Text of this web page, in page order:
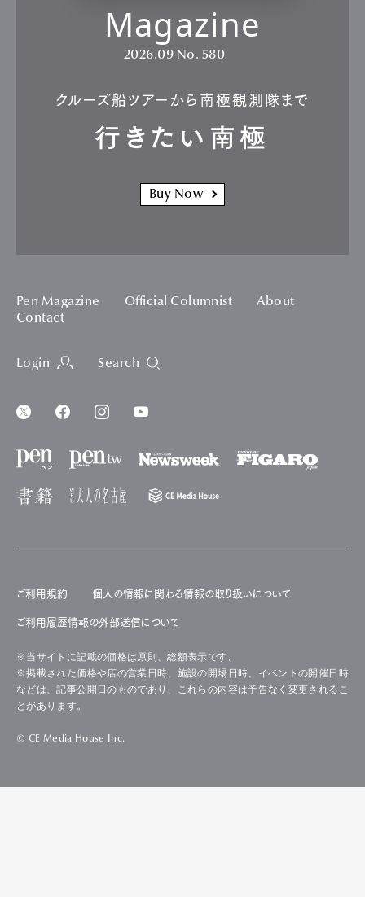
Magazine
2026.09 No. 580
クルーズ船ツアーから南極観測隊まで
行きたい南極
Buy Now
Pen Magazine Official Columnist
About
Contact
Login Search
ご利用規約 個人の情報に関わる情報の取り扱いについて
ご利用履歴情報の外部送信について
※当サイトに記載の価格は原則、総額表示です。
※掲載された価格や店の営業日時、施設の開場日時、イベントの開催日時
などは、記事公開日のものであり、これらの内容は予告なく変更されるこ
とがあります。
© CE Media House Inc.